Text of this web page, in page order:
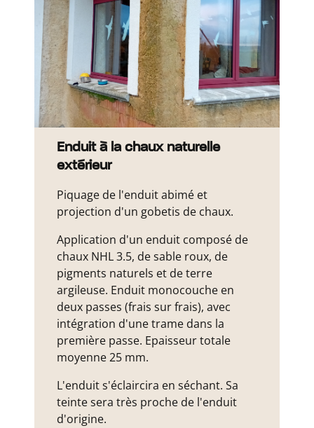
Enduit à la chaux naturelle
extérieur
Piquage de l'enduit abimé et
projection d'un gobetis de chaux.
Application d'un enduit composé de
chaux NHL 3.5, de sable roux, de
pigments naturels et de terre
argileuse. Enduit monocouche en
deux passes (frais sur frais), avec
intégration d'une trame dans la
première passe. Epaisseur totale
moyenne 25 mm.
L'enduit s'éclaircira en séchant. Sa
teinte sera très proche de l'enduit
d'origine.